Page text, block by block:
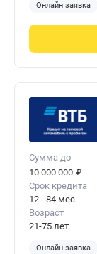
Онлайн заявка
Сумма до
10 000 000 ₽
Срок кредита
12 - 84 мес.
Возраст
21-75 лет
Онлайн заявка